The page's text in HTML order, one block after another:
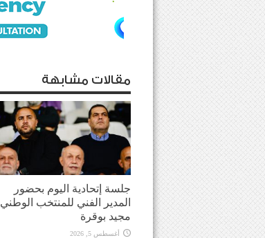
مقالات مشابهة
جلسة إتحادية اليوم بحضور
المدير الفني للمنتخب الوطني
مجيد بوقرة
أغسطس 5, 2026